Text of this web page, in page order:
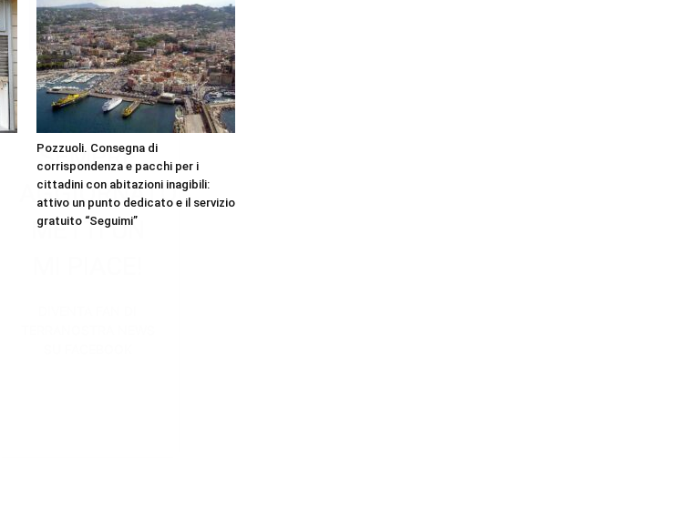
Pozzuoli. Consegna di
corrispondenza e pacchi per i
cittadini con abitazioni inagibili:
attivo un punto dedicato e il servizio
gratuito “Seguimi”
RIMANI
SEMPRE
AGGIORNATO.
METTI UN